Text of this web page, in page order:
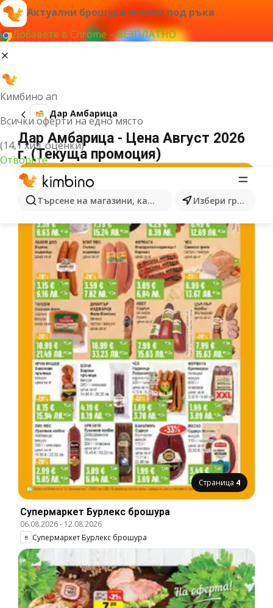
Актуални брошури винаги под ръка
Добавете в Chrome – БЕЗПЛАТНО
Кимбино ап
Всички оферти на едно място
(14,1 хил. оценки)
Отворете
Търсене на магазини, категории, продукти...Избери град
Дар Амбарица
Дар Амбарица - Цена Август 2026
г. (Текуща промоция)
Страница 4
Супермаркет Бурлекс брошура
06.08.2026- 12.08.2026
Супермаркет Бурлекс брошура